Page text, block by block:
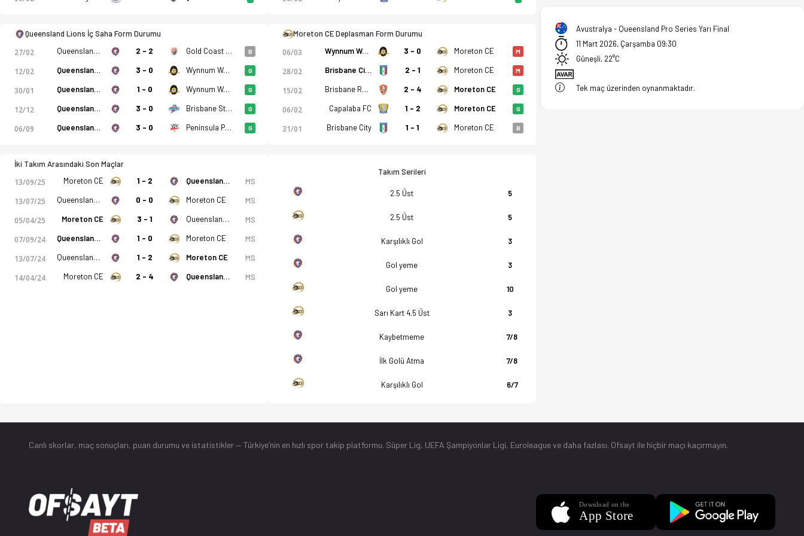
Queensland Lions İç Saha Form Durumu
27/02 Queensland Lions 2 - 2 Gold Coast Knights B
12/02 Queensland Lions 3 - 0 Wynnum Wolves G
30/01 Queensland Lions 1 - 0 Wynnum Wolves G
12/12 Queensland Lions 3 - 0 Brisbane Strikers G
06/09 Queensland Lions 3 - 0 Peninsula Power G
Moreton CE Deplasman Form Durumu
06/03 Wynnum Wolves 3 - 0 Moreton CE M
28/02 Brisbane City 2 - 1 Moreton CE M
15/02 Brisbane Roar 2 - 4 Moreton CE G
06/02 Capalaba FC 1 - 2 Moreton CE G
31/01 Brisbane City 1 - 1 Moreton CE B
İki Takım Arasındaki Son Maçlar
13/09/25 Moreton CE 1 - 2 Queensland Lions MS
13/07/25 Queensland Lions 0 - 0 Moreton CE MS
05/04/25 Moreton CE 3 - 1 Queensland Lions MS
07/09/24 Queensland Lions 1 - 0 Moreton CE MS
13/07/24 Queensland Lions 1 - 2 Moreton CE MS
14/04/24 Moreton CE 2 - 4 Queensland Lions MS
Takım Serileri
2.5 Üst 5
2.5 Üst 5
Karşılıklı Gol 3
Gol yeme 3
Gol yeme 10
Sarı Kart 4.5 Üst 3
Kaybetmeme 7/8
İlk Golü Atma 7/8
Karşılıklı Gol 6/7
Avustralya - Queensland Pro Series Yarı Final
11 Mart 2026, Çarşamba 09:30
Güneşli, 22°C
Tek maç üzerinden oynanmaktadır.
Canlı skorlar, maç sonuçları, puan durumu ve istatistikler — Türkiye’nin en hızlı spor takip platformu. Süper Lig, UEFA Şampiyonlar Ligi, Euroleague ve daha fazlası. Ofsayt ile hiçbir maçı kaçırmayın.